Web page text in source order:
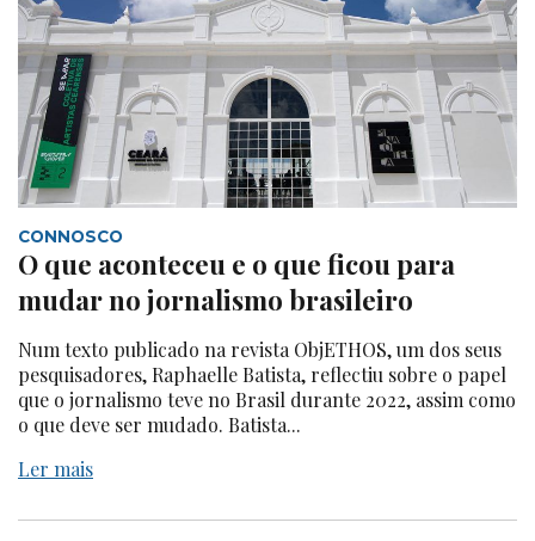
CONNOSCO
O que aconteceu e o que ficou para
mudar no jornalismo brasileiro
Num texto publicado na revista ObjETHOS, um dos seus
pesquisadores, Raphaelle Batista, reflectiu sobre o papel
que o jornalismo teve no Brasil durante 2022, assim como
o que deve ser mudado. Batista...
Ler mais